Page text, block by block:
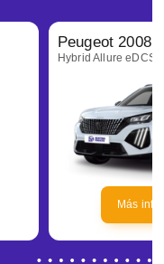
Peugeot 2008
Hybrid Allure eDCS6
Más